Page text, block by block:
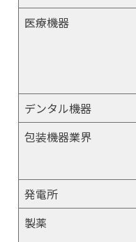
医療機器
デンタル機器
包装機器業界
発電所
製薬